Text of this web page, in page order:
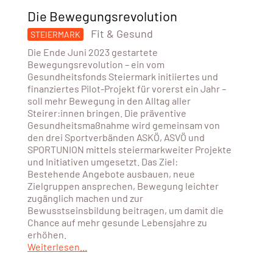
Die Bewegungsrevolution
STEIERMARK Fit & Gesund
Die Ende Juni 2023 gestartete
Bewegungsrevolution – ein vom
Gesundheitsfonds Steiermark initiiertes und
finanziertes Pilot-Projekt für vorerst ein Jahr –
soll mehr Bewegung in den Alltag aller
Steirer:innen bringen. Die präventive
Gesundheitsmaßnahme wird gemeinsam von
den drei Sportverbänden ASKÖ, ASVÖ und
SPORTUNION mittels steiermarkweiter Projekte
und Initiativen umgesetzt. Das Ziel:
Bestehende Angebote ausbauen, neue
Zielgruppen ansprechen, Bewegung leichter
zugänglich machen und zur
Bewusstseinsbildung beitragen, um damit die
Chance auf mehr gesunde Lebensjahre zu
erhöhen.
Weiterlesen...